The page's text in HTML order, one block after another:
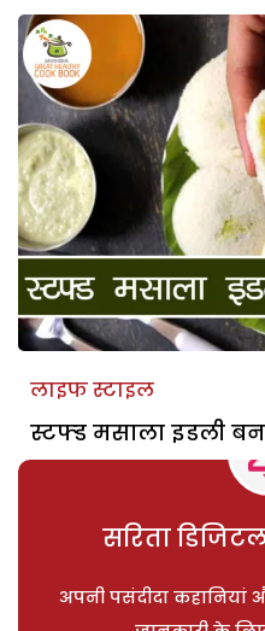
लाइफ स्टाइल
स्टफ्ड मसाला इडली
सरिता
अपनी पसंदीदा कहानियां